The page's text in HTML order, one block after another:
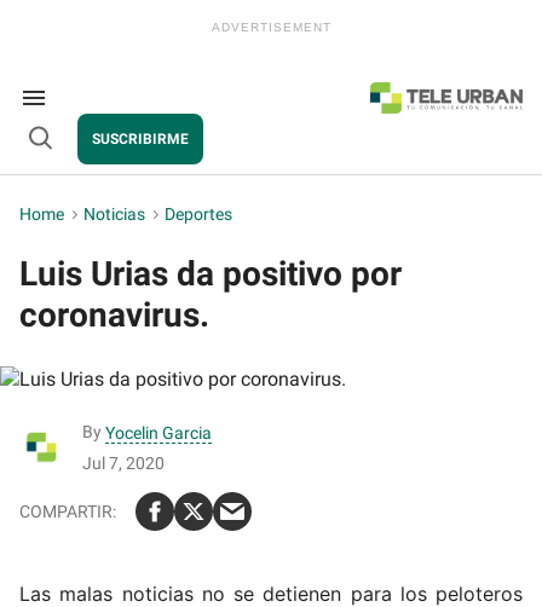
Search
&
Section
Navigation
Open
SUSCRIBIRME
Home > Noticias > Deportes
Luis Urias da positivo por
coronavirus.
By Yocelin Garcia
Jul 7, 2020
Las malas noticias no se detienen para los peloteros